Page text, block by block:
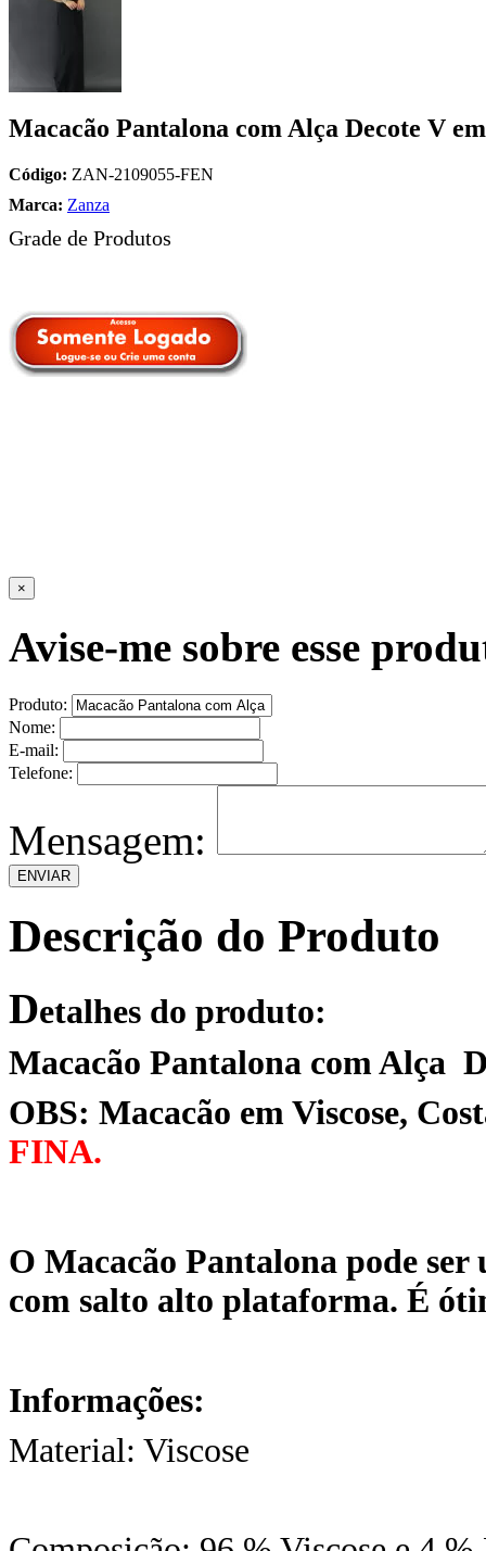
Macacão Pantalona com Alça Decote V
Código: ZAN-2109055-FEN
Marca: Zanza
Grade de Produtos
×
Avise-me sobre esse
Produto:
Nome:
E-mail:
Telefone:
Mensagem:
Descrição do Produto
Detalhes do produto:
Macacão Pantalona com Alça
OBS: Macacão em Viscose,
FINA.
O Macacão Pantalona pode
com salto alto plataforma. É
Informações:
Material: Viscose